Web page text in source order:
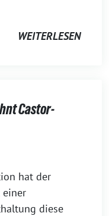
WEITERLESEN
Castor-
hat der
einer
diese